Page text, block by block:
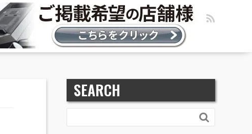
SEARCH
